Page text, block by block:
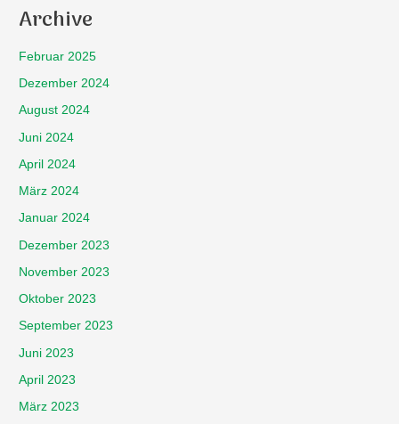
Archive
Februar 2025
Dezember 2024
August 2024
Juni 2024
April 2024
März 2024
Januar 2024
Dezember 2023
November 2023
Oktober 2023
September 2023
Juni 2023
April 2023
März 2023